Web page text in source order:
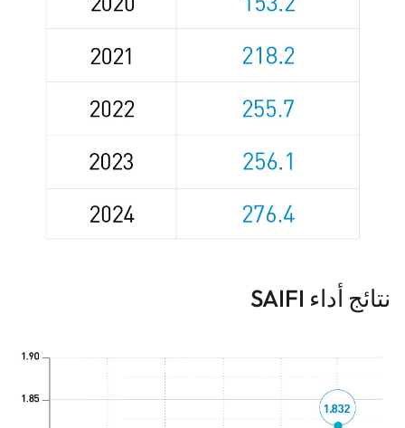
نتائج أداء SAIFI